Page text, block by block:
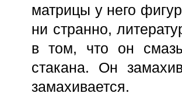
матрицы у него
ни странно,
в том, что он
стакана. Он
замахивается.